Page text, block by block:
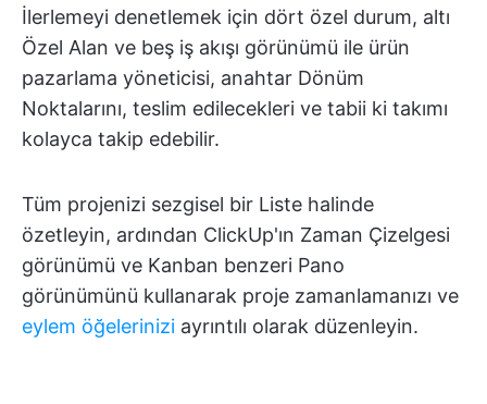
İlerlemeyi denetlemek için dört özel durum, altı
Özel Alan ve beş iş akışı görünümü ile ürün
pazarlama yöneticisi, anahtar Dönüm
Noktalarını, teslim edilecekleri ve tabii ki takımı
kolayca takip edebilir.
Tüm projenizi sezgisel bir Liste halinde
özetleyin, ardından ClickUp'ın Zaman Çizelgesi
görünümü ve Kanban benzeri Pano
görünümünü kullanarak proje zamanlamanızı ve
eylem öğelerinizi ayrıntılı olarak düzenleyin.